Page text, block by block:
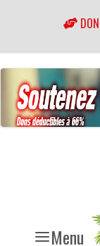
Menu